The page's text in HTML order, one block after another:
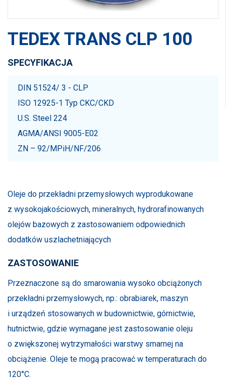
TEDEX TRANS CLP 100
SPECYFIKACJA
DIN 51524/ 3 - CLP
ISO 12925-1 Typ CKC/CKD
U.S. Steel 224
AGMA/ANSI 9005-E02
ZN – 92/MPiH/NF/206
Oleje do przekładni przemysłowych wyprodukowane
z wysokojakościowych, mineralnych, hydrorafinowanych
olejów bazowych z zastosowaniem odpowiednich
dodatków uszlachetniających
ZASTOSOWANIE
Przeznaczone są do smarowania wysoko obciążonych
przekładni przemysłowych, np.: obrabiarek, maszyn
i urządzeń stosowanych w budownictwie, górnictwie,
hutnictwie, gdzie wymagane jest zastosowanie oleju
o zwiększonej wytrzymałości warstwy smarnej na
obciążenie. Oleje te mogą pracować w temperaturach do
120°C.